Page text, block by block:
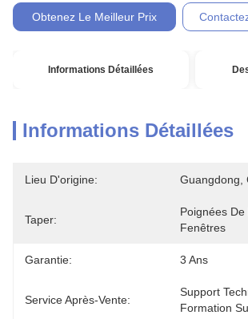
Obtenez Le Meilleur Prix
Informations Détaillées
Informations Détaillées
Lieu D'origine: Guangdong,
Taper:
Poignées
Fenêtres
Garantie: 3 Ans
Service Après-Vente:
Support
Formation